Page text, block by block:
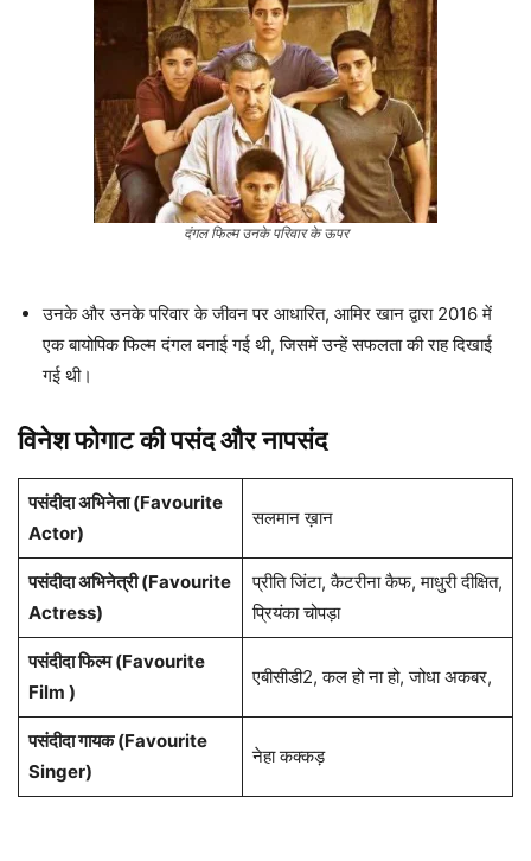
दंगल फिल्म उनके परिवार के ऊपर
उनके और उनके परिवार के जीवन पर आधारित, आमिर खान द्वारा 2016 में
एक बायोपिक फिल्म दंगल बनाई गई थी, जिसमें उन्हें सफलता की राह दिखाई
गई थी।
विनेश फोगाट की पसंद और नापसंद
पसंदीदा अभिनेता (Favourite
Actor)
सलमान ख़ान
पसंदीदा अभिनेत्री (Favourite
Actress)
प्रीति जिंटा, कैटरीना कैफ, माधुरी दीक्षित,
प्रियंका चोपड़ा
पसंदीदा फिल्म (Favourite
Film )
एबीसीडी2, कल हो ना हो, जोधा अकबर,
पसंदीदा गायक (Favourite
Singer)
नेहा कक्कड़